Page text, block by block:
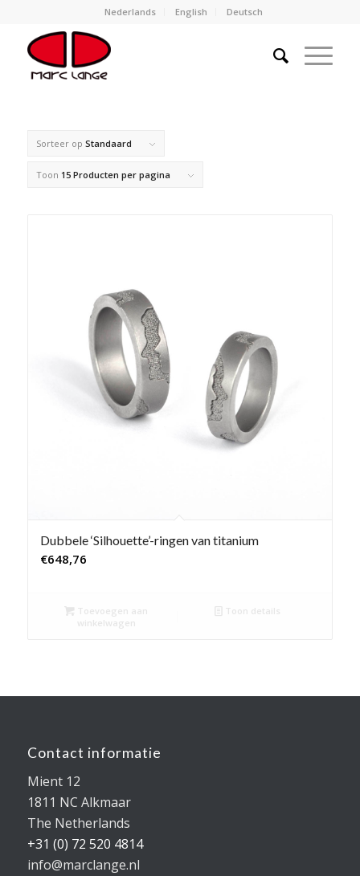
Nederlands English Deutsch
Sorteer op Standaard
Toon 15 Producten per pagina
Dubbele ‘Silhouette’-ringen van titanium
€648,76
Toevoegen aan
winkelwagen
Toon details
Contact informatie
Mient 12
1811 NC Alkmaar
The Netherlands
+31 (0) 72 520 4814
info@marclange.nl